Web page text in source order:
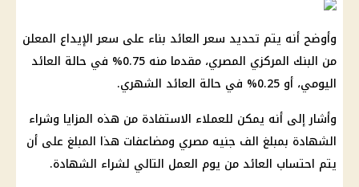
وأوضح أنه يتم تحديد سعر العائد بناء على سعر الإيداع المعلن
من البنك المركزي المصري، مقدما منه 0.75% في حالة العائد
اليومي، أو 0.25% في حالة العائد الشهري.
وأشار إلى أنه يمكن للعملاء الاستفادة من هذه المزايا وشراء
الشهادة بمبلغ الف جنيه مصري ومضاعفات هذا المبلغ على أن
يتم احتساب العائد من يوم العمل التالي لشراء الشهادة.